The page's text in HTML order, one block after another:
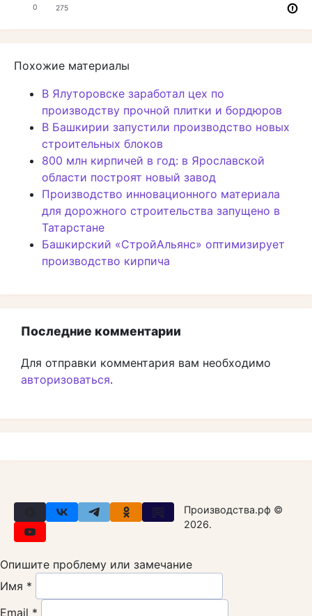
0 275
Похожие материалы
В Ялуторовске заработал цех по
производству прочной плитки и бордюров
В Башкирии запустили производство новых
строительных блоков
800 млн кирпичей в год: в Ярославской
области построят новый завод
Производство инновационного материала
для дорожного строительства запущено в
Татарстане
Башкирский «СтройАльянс» оптимизирует
производство кирпича
Последние комментарии
Для отправки комментария вам необходимо
авторизоваться.
Производства.рф ©
2026.
Опишите проблему или замечание
Имя *
Email *